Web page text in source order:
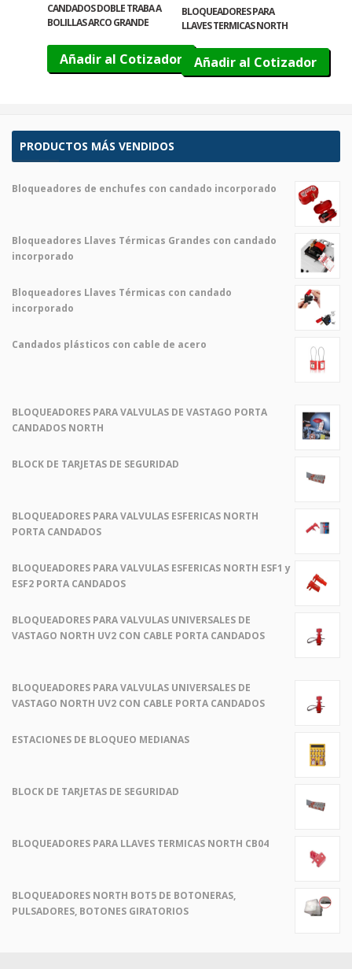
CANDADOS DOBLE TRABA A
BOLILLAS ARCO GRANDE
Añadir al Cotizador
BLOQUEADORES PARA
LLAVES TERMICAS NORTH
Añadir al Cotizador
PRODUCTOS MÁS VENDIDOS
Bloqueadores de enchufes con candado incorporado
original
era:
$ 2,00.
actual
es:
$ 1,00.
Bloqueadores Llaves Térmicas Grandes con candado
incorporado
precio
original
precio
actual
Bloqueadores Llaves Térmicas con candado
incorporado
precio
precio
Candados plásticos con cable de acero
era:
$ 2,00.
es:
$ 1,00.
BLOQUEADORES PARA VALVULAS DE VASTAGO PORTA
CANDADOS NORTH
BLOCK DE TARJETAS DE SEGURIDAD
BLOQUEADORES PARA VALVULAS ESFERICAS NORTH
PORTA CANDADOS
BLOQUEADORES PARA VALVULAS ESFERICAS NORTH ESF1 y
ESF2 PORTA CANDADOS
BLOQUEADORES PARA VALVULAS UNIVERSALES DE
VASTAGO NORTH UV2 CON CABLE PORTA CANDADOS
BLOQUEADORES PARA VALVULAS UNIVERSALES DE
VASTAGO NORTH UV2 CON CABLE PORTA CANDADOS
ESTACIONES DE BLOQUEO MEDIANAS
BLOCK DE TARJETAS DE SEGURIDAD
BLOQUEADORES PARA LLAVES TERMICAS NORTH CB04
BLOQUEADORES NORTH BOT5 DE BOTONERAS,
PULSADORES, BOTONES GIRATORIOS